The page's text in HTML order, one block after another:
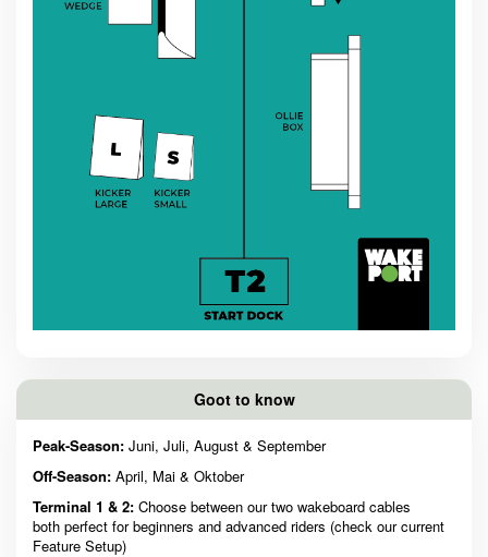
Goot to know
Peak-Season: Juni, Juli, August & September
Off-Season: April, Mai & Oktober
Terminal 1 & 2: Choose between our two wakeboard cables
both perfect for beginners and advanced riders (check our current
Feature Setup)